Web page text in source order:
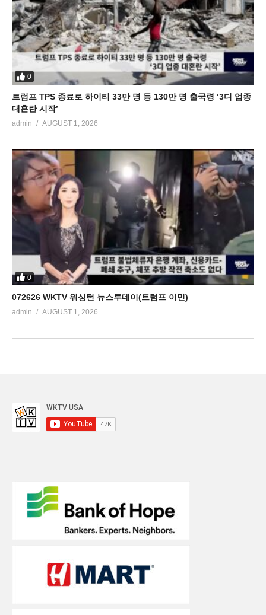
0
트럼프 TPS 종료로 하이티 33만 명 등 130만 명 출국령 ‘3디 업종
대혼란 시작’
admin AUGUST 1, 2026
0
072626 WKTV 워싱턴 뉴스투데이(트럼프 이민)
admin AUGUST 1, 2026